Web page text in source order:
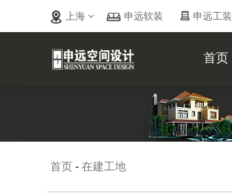
上海 申远软装 申远工装
首页
首页 -在建工地